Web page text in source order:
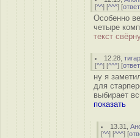
[^^] [^^^] [
Особенно
четыре
текст
12.28 ,тигар
[^^] [^^^] [
ну я
для
выбирает
показать
13.31 ,
[^^] [^^^] [